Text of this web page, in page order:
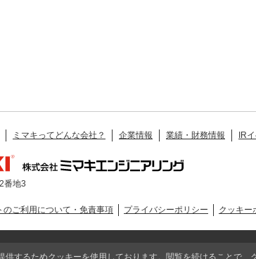
ミマキってどんな会社？ 企業情報 業績・財務情報 IR
番地3
のご利用について・免責事項 プライバシーポリシー クッキー
© MIMAKI
するためクッキーを使用しております。閲覧を続けることで、